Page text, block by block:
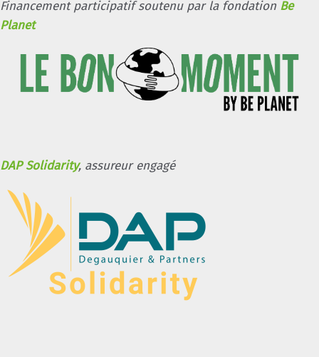
Financement participatif soutenu par la fondation Be
Planet
DAP Solidarity, assureur engagé